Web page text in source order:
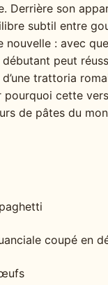
Derrière son
subtil entre
nouvelle : avec
peut
trattoria
pourquoi cette
de pâtes du
coupé en